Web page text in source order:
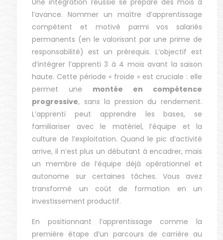
Une intégration réussie se prépare des mois à
l’avance. Nommer un maître d’apprentissage
compétent et motivé parmi vos salariés
permanents (en le valorisant par une prime de
responsabilité) est un prérequis. L’objectif est
d’intégrer l’apprenti 3 à 4 mois avant la saison
haute. Cette période « froide » est cruciale : elle
permet une montée en compétence
progressive, sans la pression du rendement.
L’apprenti peut apprendre les bases, se
familiariser avec le matériel, l’équipe et la
culture de l’exploitation. Quand le pic d’activité
arrive, il n’est plus un débutant à encadrer, mais
un membre de l’équipe déjà opérationnel et
autonome sur certaines tâches. Vous avez
transformé un coût de formation en un
investissement productif.
En positionnant l’apprentissage comme la
première étape d’un parcours de carrière au